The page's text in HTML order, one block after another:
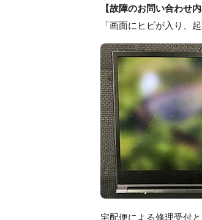
【故障のお問い合わせ内
「画面にヒビが入り、
宅配便による修理受付